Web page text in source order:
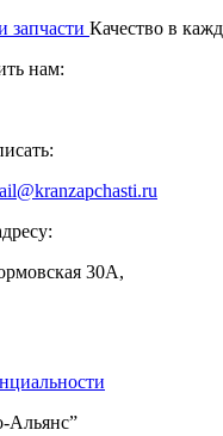
Качество в
нам:
30А,